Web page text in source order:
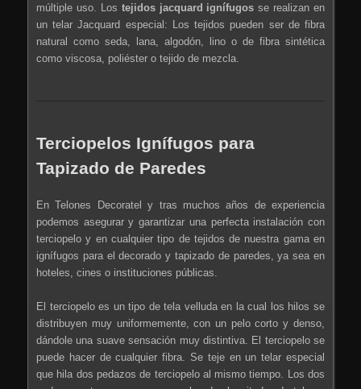
múltiple uso. Los tejidos jacquard ignífugos se realizan en
un telar Jacquard especial: Los tejidos pueden ser de fibra
natural como seda, lana, algodón, lino o de fibra sintética
como viscosa, poliéster o tejido de mezcla.
Terciopelos Ignífugos para
Tapizado de Paredes
En Telones Decoratel y tras muchos años de experiencia
podemos asegurar y garantizar una perfecta instalación con
terciopelo y en cualquier tipo de tejidos de nuestra gama en
ignífugos para el decorado y tapizado de paredes, ya sea en
hoteles, cines o instituciones públicas.
El terciopelo es un tipo de tela velluda en la cual los hilos se
distribuyen muy uniformemente, con un pelo corto y denso,
dándole una suave sensación muy distintiva. El terciopelo se
puede hacer de cualquier fibra. Se teje en un telar especial
que hila dos pedazos de terciopelo al mismo tiempo. Los dos